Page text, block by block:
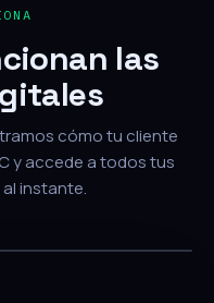
las
cómo tu cliente
y accede a todos tus
instante.